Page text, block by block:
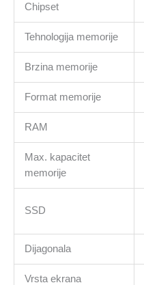
Chipset
Tehnologija memorije
Brzina memorije
Format memorije
RAM
Max. kapacitet
memorije
SSD
Dijagonala
Vrsta ekrana